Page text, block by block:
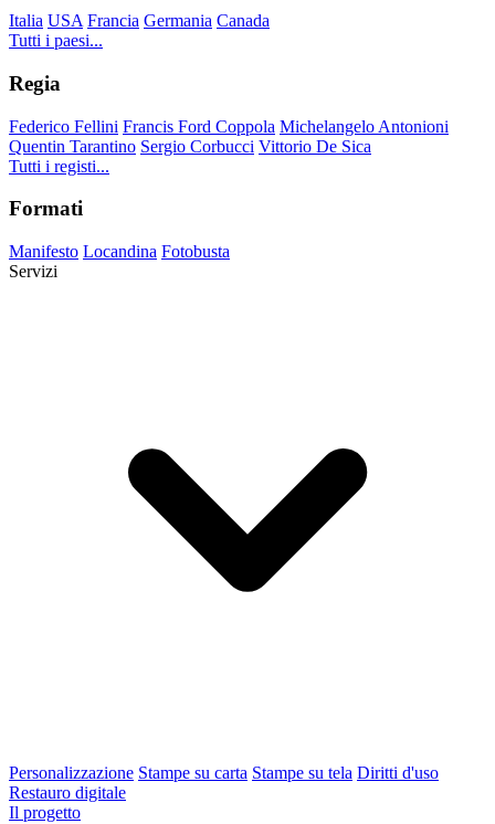
Italia USA Francia Germania Canada
Tutti i paesi...
Regia
Federico Fellini Francis Ford Coppola Michelangelo Antonioni
Quentin Tarantino Sergio Corbucci Vittorio De Sica
Tutti i registi...
Formati
Manifesto Locandina Fotobusta
Servizi
Personalizzazione Stampe su carta Stampe su tela Diritti d'uso
Restauro digitale
Il progetto